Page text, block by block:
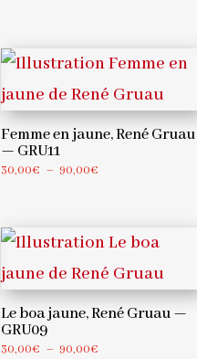
à
90,00€
Femme en jaune, René Gruau
— GRU11
30,00€ – 90,00€Plage
30,00€
90,00€
Le boa jaune, René Gruau —
GRU09
30,00€ – 90,00€Plage